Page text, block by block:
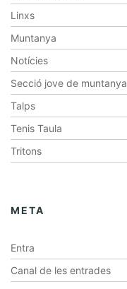
Linxs
Muntanya
Notícies
Secció jove de muntanya
Talps
Tenis Taula
Tritons
META
Entra
Canal de les entrades